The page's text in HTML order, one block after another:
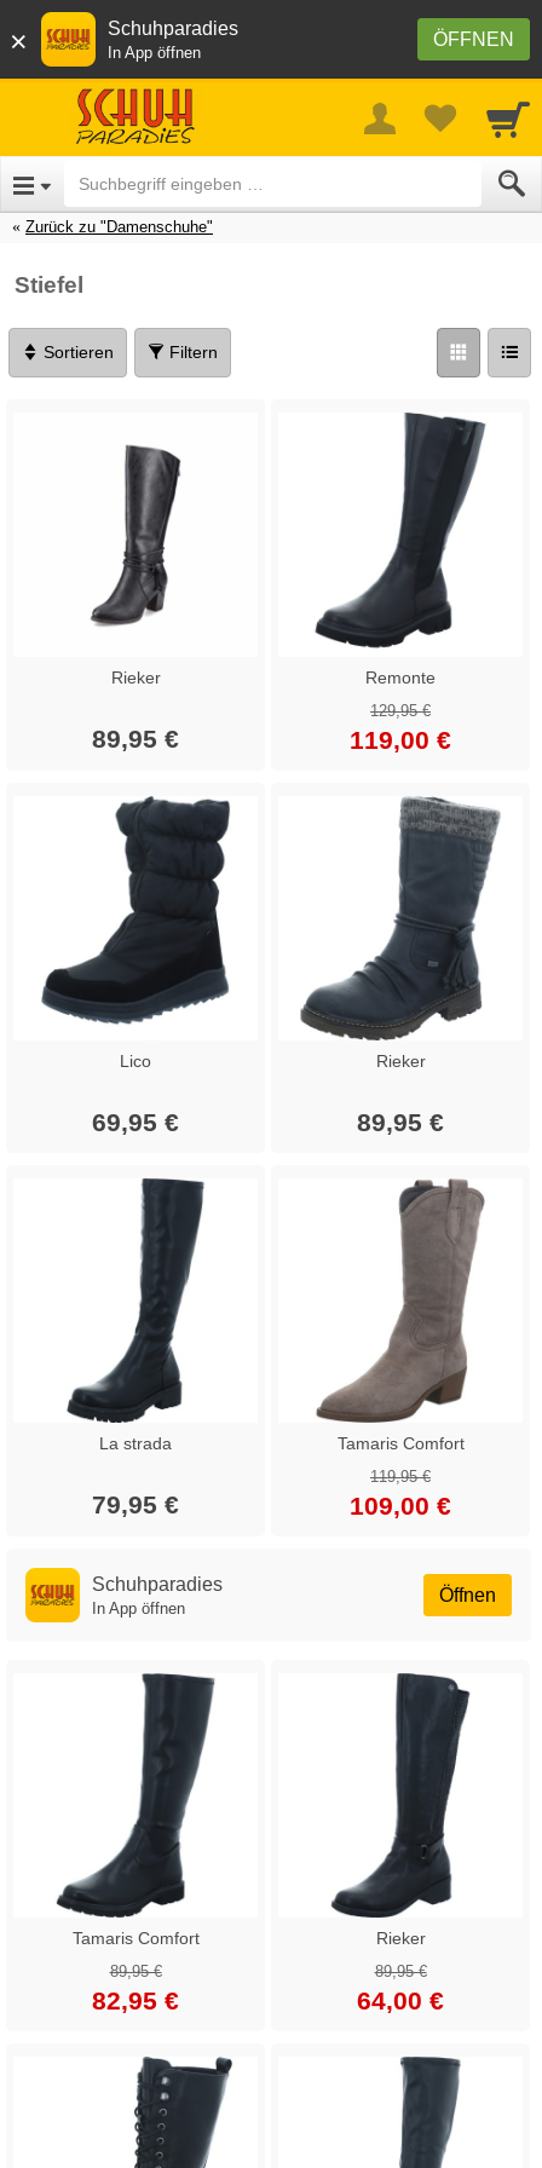
× ÖFFNEN
Schuhparadies
In App öffnen
Zurück zu "Damenschuhe"
Stiefel
Sortieren Filtern
Rieker
89,95 €
Remonte
129,95 €
119,00 €
Lico
69,95 €
Rieker
89,95 €
La strada
79,95 €
Tamaris Comfort
119,95 €
109,00 €
Öffnen
Schuhparadies
In App öffnen
Tamaris Comfort
89,95 €
82,95 €
Rieker
89,95 €
64,00 €